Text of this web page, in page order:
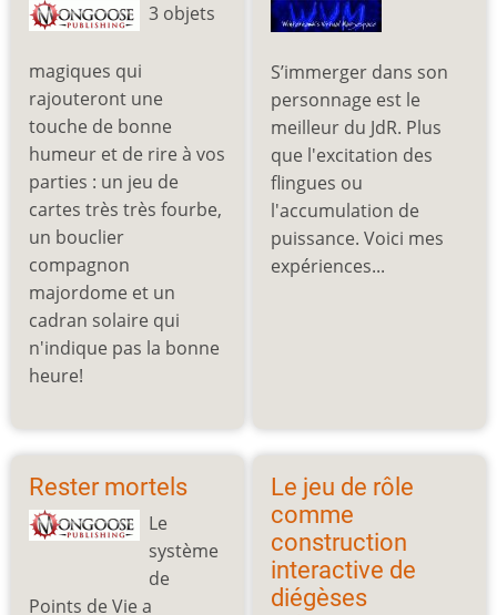
3 objets
magiques qui
rajouteront une
touche de bonne
humeur et de rire à vos
parties : un jeu de
cartes très très fourbe,
un bouclier
compagnon
majordome et un
cadran solaire qui
n'indique pas la bonne
heure!
S’immerger dans son
personnage est le
meilleur du JdR. Plus
que l'excitation des
flingues ou
l'accumulation de
puissance. Voici mes
expériences...
Rester mortels
Le
système
de
Points de Vie a
Le jeu de rôle
comme
construction
interactive de
diégèses